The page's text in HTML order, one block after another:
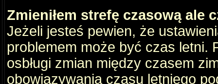
Zmieniłem strefę czasową ale
Jeżeli jesteś pewien, że
problemem może być czas letni.
osbługi zmian między czasem
obowiązywania czasu letniego